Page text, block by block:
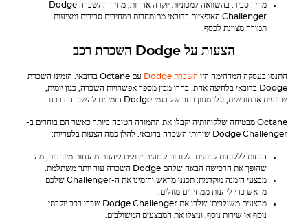
מחיר סביר: בהשוואה למכוניות יוקרה אחרות, מחיר ההשכרה Dodge
Challenger האופציות בדובאי מתומחרות במחירים סבירים ומציעות
תמורה מצוינת לכסף.
הצעות על Dodge השכרת רכב
התנסו בעסקה המדהימה הזו השכרת Dodge
עם Octane בדובאי. הזמינו השכרת
Dodge בדובאי בלחיצה אחת. בחרו מבין מספר אפשרויות השכרה, כגון יומית,
שבועית או חודשית, וגלו מגוון רחב של דגמי Dodge הזמינים להשכרה דרכנו.
Octane מבטיחה שלקוחותיה יקבלו את התמורה הטובה ביותר כאשר הם בוחרים ב-
Dodge Challenger שירותי השכרה בדובאי. להלן כמה הצעות בלעדיות:
הנחות ללקוחות קבועים: לקוחות קבועים יכולים ליהנות מהנחות מיוחדות, מה
שהופך את הרכישה הבאה שלהם Dodge השכרה עוד יותר משתלמת.
מבצעי הזמנה מוקדמת: תכננו מראש והזמינו את ה-Challenger שלכם
מראש כדי ליהנות ממחירים מוזלים.
מבצעים משולבים: שלבו את Dodge Challenger שכרו רכב יוקרתי
נוסף או שירות נוסף, וניצלו את המבצעים המשולבים.